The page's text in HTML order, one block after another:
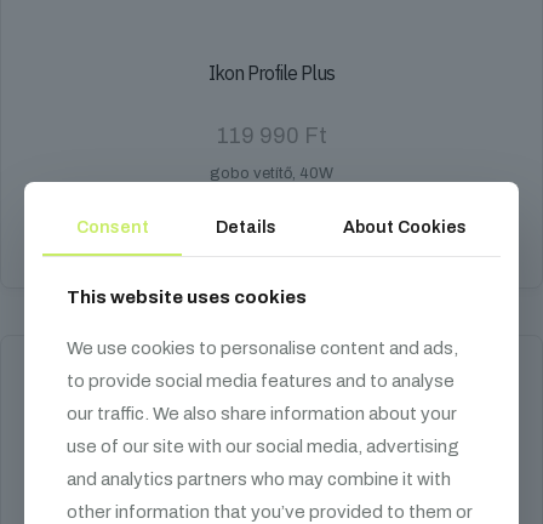
Ikon Profile Plus
119 990 Ft
gobo vetítő, 40W
Kosárba teszem
Consent Details About Cookies
This website uses cookies
We use cookies to personalise content and ads,
to provide social media features and to analyse
our traffic. We also share information about your
use of our site with our social media, advertising
and analytics partners who may combine it with
other information that you’ve provided to them or